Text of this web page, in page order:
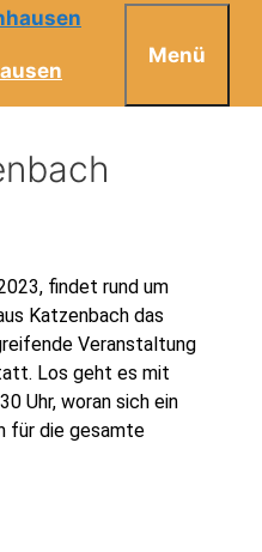
Menü
findet rund um
Katzenbach das
Veranstaltung
Los geht es mit
Uhr, woran sich ein
für die gesamte